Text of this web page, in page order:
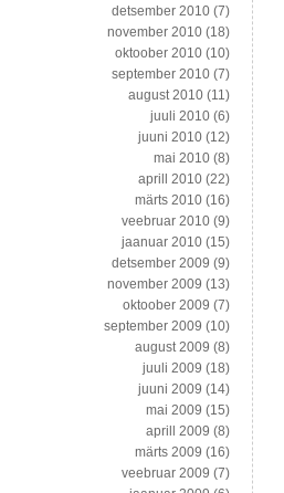
detsember 2010 (7)
november 2010 (18)
oktoober 2010 (10)
september 2010 (7)
august 2010 (11)
juuli 2010 (6)
juuni 2010 (12)
mai 2010 (8)
aprill 2010 (22)
märts 2010 (16)
veebruar 2010 (9)
jaanuar 2010 (15)
detsember 2009 (9)
november 2009 (13)
oktoober 2009 (7)
september 2009 (10)
august 2009 (8)
juuli 2009 (18)
juuni 2009 (14)
mai 2009 (15)
aprill 2009 (8)
märts 2009 (16)
veebruar 2009 (7)